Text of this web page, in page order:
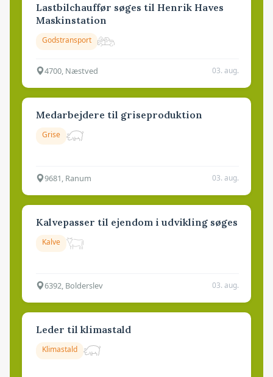
Lastbilchauffør søges til Henrik Haves
Maskinstation
Godstransport
4700, Næstved 03. aug.
Medarbejdere til griseproduktion
Grise
9681, Ranum 03. aug.
Kalvepasser til ejendom i udvikling søges
Kalve
6392, Bolderslev 03. aug.
Leder til klimastald
Klimastald